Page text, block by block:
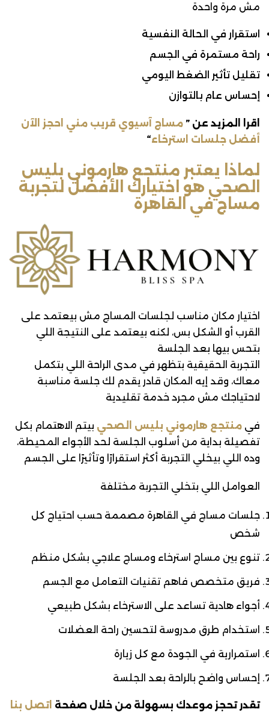
مش مرة واحدة
استقرار في الحالة النفسية
راحة مستمرة في الجسم
تقليل تأثير الضغط اليومي
إحساس عام بالتوازن
اقرا المزيد عن ” مساج آسيوي قريب مني احجز الآن
أفضل جلسات استرخاء“
لماذا يعتبر منتجع هارموني بليس
الصحي هو اختيارك الأفضل لتجربة
مساج في القاهرة
اختيار مكان مناسب لجلسات المساج مش بيعتمد على
القرب أو الشكل بس، لكنه بيعتمد على النتيجة اللي
بتحس بيها بعد الجلسة
التجربة الحقيقية بتظهر في مدى الراحة اللي بتكمل
معاك، وقد إيه المكان قادر يقدم لك جلسة مناسبة
لاحتياجك مش مجرد خدمة تقليدية
في منتجع هارموني بليس الصحي بيتم الاهتمام بكل
تفصيلة بداية من أسلوب الجلسة لحد الأجواء المحيطة،
وده اللي بيخلي التجربة أكثر استقرارًا وتأثيرًا على الجسم
العوامل اللي بتخلي التجربة مختلفة
جلسات مساج في القاهرة مصممة حسب احتياج كل
شخص
تنوع بين مساج استرخاء ومساج علاجي بشكل منظم
فريق متخصص فاهم تقنيات التعامل مع الجسم
أجواء هادية تساعد على الاسترخاء بشكل طبيعي
استخدام طرق مدروسة لتحسين راحة العضلات
استمرارية في الجودة مع كل زيارة
إحساس واضح بالراحة بعد الجلسة
تقدر تحجز موعدك بسهولة من خلال صفحة اتصل بنا